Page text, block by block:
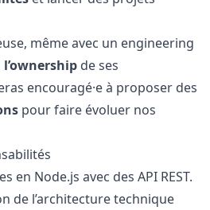
même avec un engineering
l’ownership de ses
encouragé·e à proposer des
pour faire évoluer nos
en Node.js avec des API REST.
de l’architecture technique